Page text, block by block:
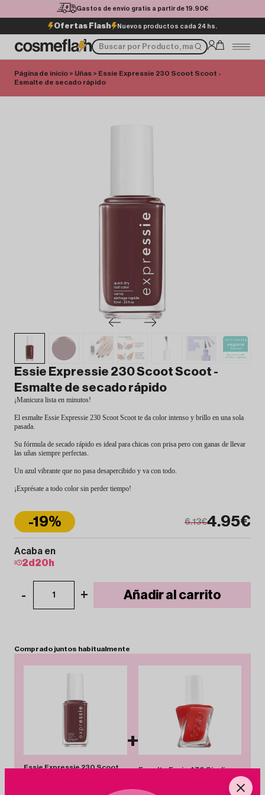
Gastos de envío gratis a partir de 19.90€
Ofertas Flash Nuevos productos cada 24 hs.
Página de inicio > Uñas > Essie Expressie 230 Scoot Scoot -
Esmalte de secado rápido
Essie Expressie 230 Scoot Scoot -
Esmalte de secado rápido
¡Manicura lista en minutos!
El esmalte Essie Expressie 230 Scoot Scoot te da color intenso y brillo en una sola
pasada.
Su fórmula de secado rápido es ideal para chicas con prisa pero con ganas de llevar
las uñas siempre perfectas.
Un azul vibrante que no pasa desapercibido y va con todo.
¡Exprésate a todo color sin perder tiempo!
4.95€
-19% 6.13€
Acaba en
2d 20 h
- 1 + Añadir al carrito
Comprado juntos habitualmente
Essie Expressie 230 Scoot
+
Esmalte Essie 470 Sizzling
13.80€